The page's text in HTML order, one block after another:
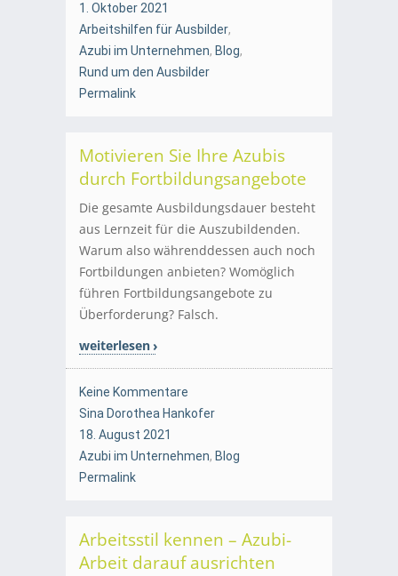
1. Oktober 2021
Arbeitshilfen für Ausbilder,
Azubi im Unternehmen, Blog,
Rund um den Ausbilder
Permalink
Motivieren Sie Ihre Azubis
durch Fortbildungsangebote
Die gesamte Ausbildungsdauer besteht
aus Lernzeit für die Auszubildenden.
Warum also währenddessen auch noch
Fortbildungen anbieten? Womöglich
führen Fortbildungsangebote zu
Überforderung? Falsch.
weiterlesen
Keine Kommentare
Sina Dorothea Hankofer
18. August 2021
Azubi im Unternehmen, Blog
Permalink
Arbeitsstil kennen – Azubi-
Arbeit darauf ausrichten